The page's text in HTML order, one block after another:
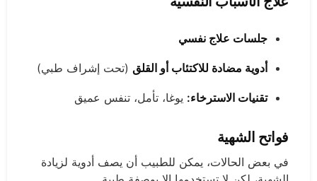
جلسات علاج نفسي
أدوية مضادة للاكتئاب أو القلق (تحت إشراف طبي)
تقنيات الاسترخاء: يوغا، تأمل، تنفس عميق
فواتح الشهية
في بعض الحالات، يمكن للطبيب أن يصف أدوية لزيادة